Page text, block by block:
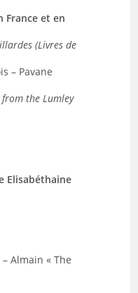
France et en
(Livres de
– Pavane
from the Lumley
Elisabéthaine
Almain « The